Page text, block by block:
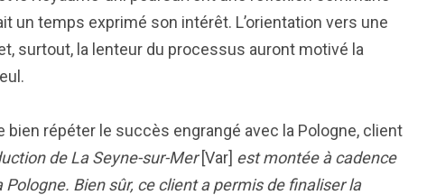
un temps exprimé son intérêt. L’orientation vers une
surtout, la lenteur du processus auront motivé la
bien répéter le succès engrangé avec la Pologne, client
de La Seyne-sur-Mer [Var] est montée à cadence
Bien sûr, ce client a permis de finaliser la